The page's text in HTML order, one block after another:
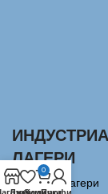
ЛАГЕРИ
Сачмени лагери
0